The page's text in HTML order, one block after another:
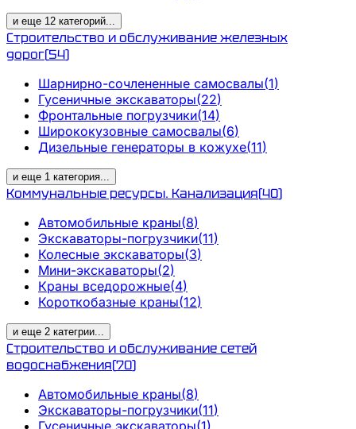
и еще 12 категорий...
Строительство и обслуживание железных
дорог(54)
Шарнирно-сочлененные самосвалы(1)
Гусеничные экскаваторы(22)
Фронтальные погрузчики(14)
Ширококузовные самосвалы(6)
Дизельные генераторы в кожухе(11)
и еще 1 категория...
Коммунальные ресурсы. Канализация(40)
Автомобильные краны(8)
Экскаваторы-погрузчики(11)
Колесные экскаваторы(3)
Мини-экскаваторы(2)
Краны вседорожные(4)
Короткобазные краны(12)
и еще 2 категрии...
Строительство и обслуживание сетей
водоснабжения(70)
Автомобильные краны(8)
Экскаваторы-погрузчики(11)
Гусеничные экскаваторы(1)